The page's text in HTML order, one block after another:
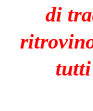
di